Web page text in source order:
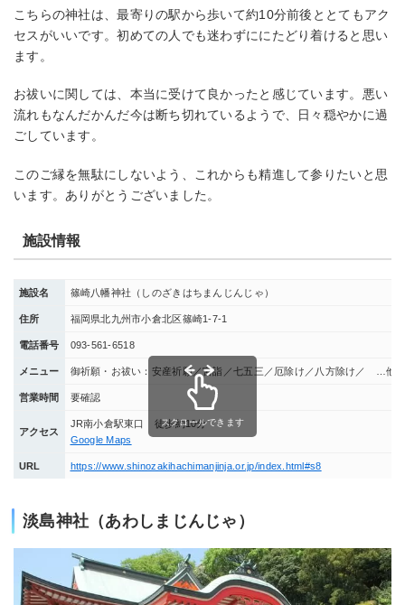
こちらの神社は、最寄りの駅から歩いて約10分前後ととてもアク
セスがいいです。初めての人でも迷わずににたどり着けると思い
ます。
お祓いに関しては、本当に受けて良かったと感じています。悪い
流れもなんだかんだ今は断ち切れているようで、日々穏やかに過
ごしています。
このご縁を無駄にしないよう、これからも精進して参りたいと思
います。ありがとうございました。
施設情報
施設名 篠崎八幡神社（しのざきはちまんじんじゃ）
住所 福岡県北九州市小倉北区篠崎1-7-1
電話番号 093-561-6518
メニュー 御祈願・お祓い：安産祈願／宮詣／七五三／厄除け／八方除け／ …他
営業時間 要確認
アクセス
JR南小倉駅東口 徒歩約10分
Google Maps
URL https://www.shinozakihachimanjinja.or.jp/index.html#s8
スクロールできます
淡島神社（あわしまじんじゃ）